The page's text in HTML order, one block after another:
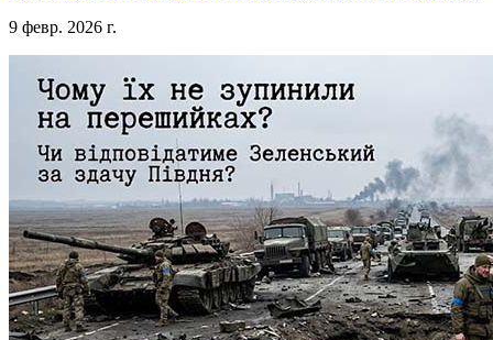
9 февр. 2026 г.